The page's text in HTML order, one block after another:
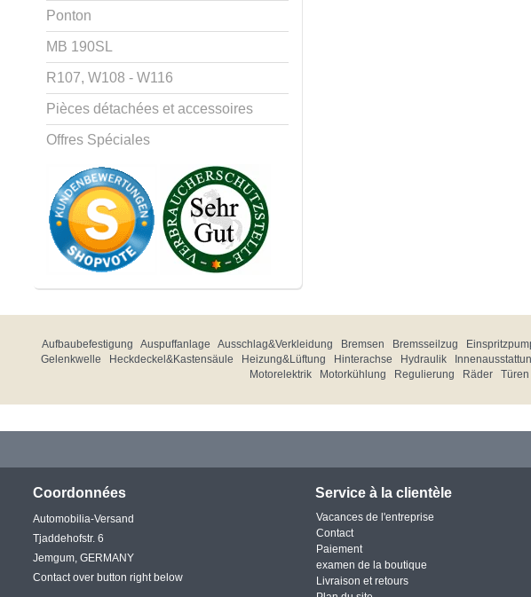
Ponton
MB 190SL
R107, W108 - W116
Pièces détachées et accessoires
Offres Spéciales
Aufbaubefestigung Auspuffanlage Ausschlag&Verkleidung Bremsen Bremsseilzug
Gelenkwelle
Heckdeckel&Kastensäule Heizung&Lüftung Hinterachse Hydraulik
Motorelektrik
Motorkühlung Regulierung Räder Türen
Coordonnées
Automobilia-Versand
Tjaddehofstr. 6
Jemgum, GERMANY
Contact over button right below
Service à la clientèle
Vacances de l'entreprise
Contact
Paiement
examen de la boutique
Livraison et retours